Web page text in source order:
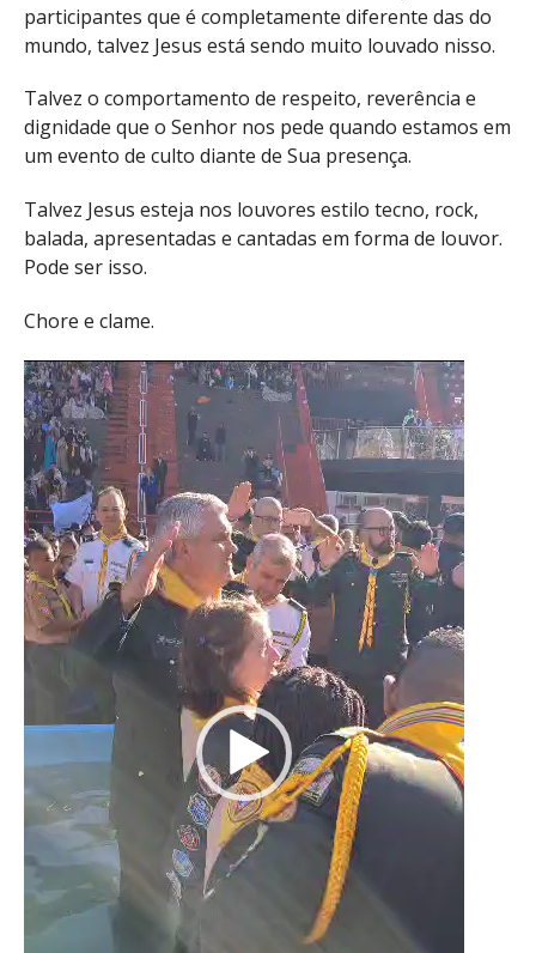
participantes que é completamente diferente das do
mundo, talvez Jesus está sendo muito louvado nisso.
Talvez o comportamento de respeito, reverência e
dignidade que o Senhor nos pede quando estamos em
um evento de culto diante de Sua presença.
Talvez Jesus esteja nos louvores estilo tecno, rock,
balada, apresentadas e cantadas em forma de louvor.
Pode ser isso.
Chore e clame.
Tocador
de
vídeo